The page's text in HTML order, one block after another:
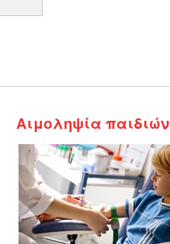
Αιμοληψία παιδιών